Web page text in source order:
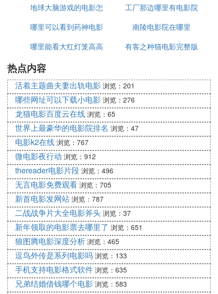
音乐
地球大脑游戏的电影怎
么弄
工厂那边哪里有电影院
哪里可以看到药神电影
南陵电影院在哪里
哪里能看大红灯笼高高
挂电影完整版
有客之种猫电影完整版
热点内容
活着主题曲夫妻出轨电影 浏览：201
哪些网址可以下载小电影 浏览：276
龙猫电影百度云在线 浏览：65
世界上最豪华的电影院排名 浏览：47
电影k2在线 浏览：767
微电影夜行动 浏览：912
thereader电影片段 浏览：496
无言电影免费观看 浏览：705
新首电影发网站 浏览：787
二战战争片大全电影斧头 浏览：37
新年领取的电影票去哪里了 浏览：651
狼图腾电影深度分析 浏览：465
逗鸟外传是系列电影吗 浏览：133
手机支持电影格式软件 浏览：635
兄弟结婚借钱哪个电影 浏览：583